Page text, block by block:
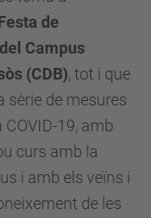
de
Campus
(CDB), tot i que
sèrie de mesures
COVID-19, amb
curs amb la
i amb els veïns i
de les